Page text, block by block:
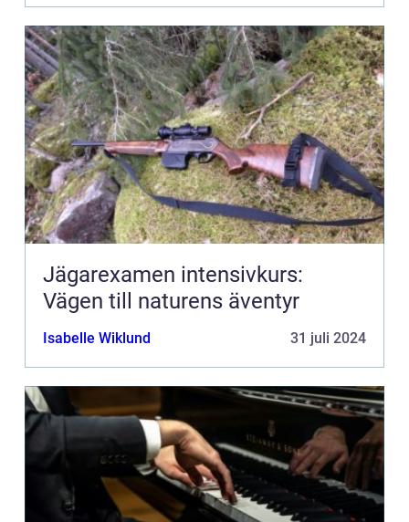
Jägarexamen intensivkurs:
Vägen till naturens äventyr
Isabelle Wiklund 31 juli 2024